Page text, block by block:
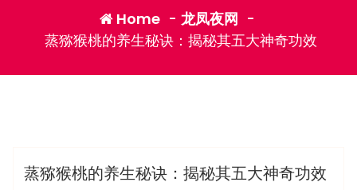
Home - 龙凤夜网 -
蒸猕猴桃的养生秘诀：揭秘其五大神奇功效
龙凤夜网
蒸猕猴桃的养生秘诀：揭秘其五大神奇功效